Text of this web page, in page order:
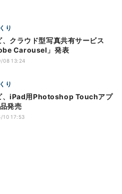
り
、クラウド型写真共有サービス
Carousel」発表
08 13:24
り
、iPad用Photoshop Touchアプ
発売
10 17:53